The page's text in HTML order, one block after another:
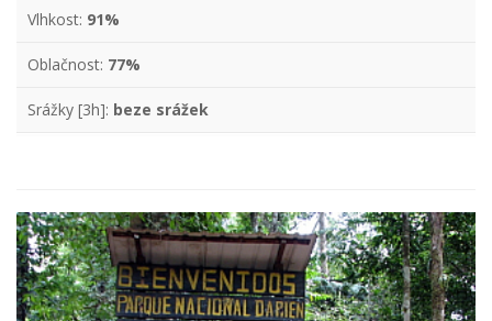
Vlhkost: 91%
Oblačnost: 77%
Srážky [3h]: beze srážek